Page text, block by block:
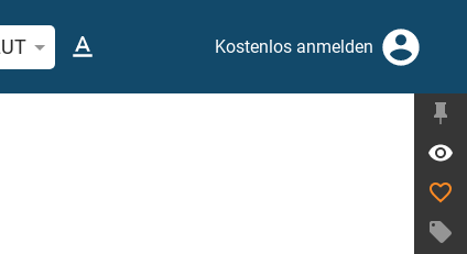
oder Begriff suchen
Kostenlos anmelden